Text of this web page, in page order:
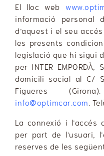
El lloc web
informació personal
d’aquest i el seu
les presents
legislació que hi sigui
per INTER
domicili social al C/
Figueres
info@optimcar.com.
La connexió i
per part de l’usuari,
reserves de les